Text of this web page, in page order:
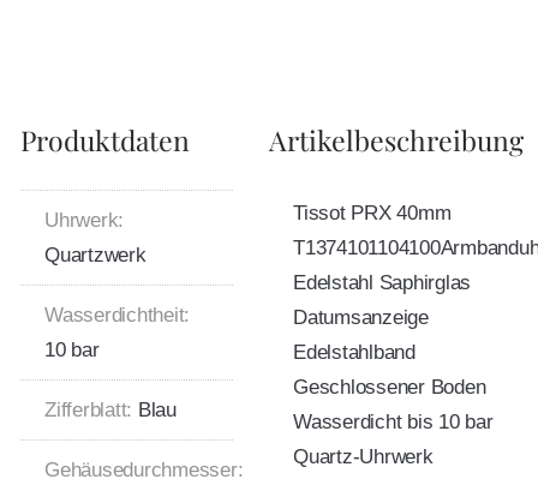
Produktdaten
Uhrwerk:
Quartzwerk
Wasserdichtheit:
10 bar
Zifferblatt: Blau
Gehäusedurchmesser:
Artikelbeschreibung
Tissot PRX 40mm
Edelstahl Saphirglas
Datumsanzeige
Edelstahlband
Geschlossener Boden
Wasserdicht bis 10 bar
Quartz-Uhrwerk